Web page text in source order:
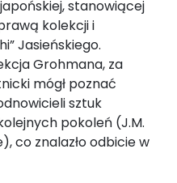
stanowiącej
kolekcji i
Jasieńskiego.
Grohmana, za
mógł poznać
sztuk
pokoleń (J.M.
co znalazło odbicie w